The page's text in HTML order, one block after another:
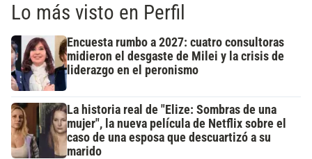
Lo más visto en Perfil
Encuesta rumbo a 2027: cuatro consultoras
midieron el desgaste de Milei y la crisis de
liderazgo en el peronismo
La historia real de "Elize: Sombras de una
mujer", la nueva película de Netflix sobre el
caso de una esposa que descuartizó a su
marido